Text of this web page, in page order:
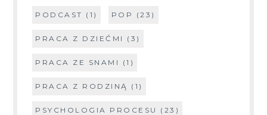
PODCAST (1) POP (23)
PRACA Z DZIEĆMI (3)
PRACA ZE SNAMI (1)
PRACA Z RODZINĄ (1)
PSYCHOLOGIA PROCESU (23)